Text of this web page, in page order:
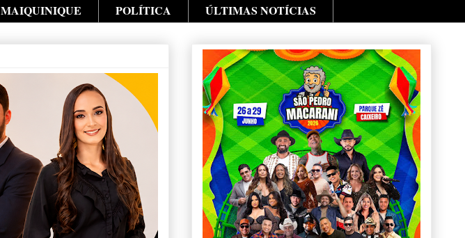
MAIQUINIQUE POLÍTICA ÚLTIMAS NOTÍCIAS